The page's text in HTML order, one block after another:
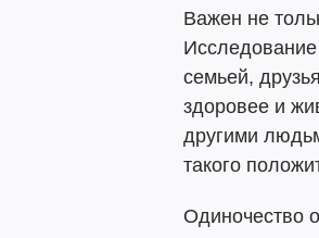
Важен не
семьей,
здоровее и
другими
такого
Одиночество